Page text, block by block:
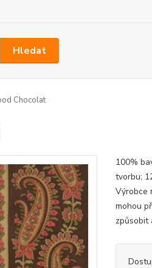
Hledat
Chocolat
100%
tvorbu;
Výrobce
mohou
způsobit